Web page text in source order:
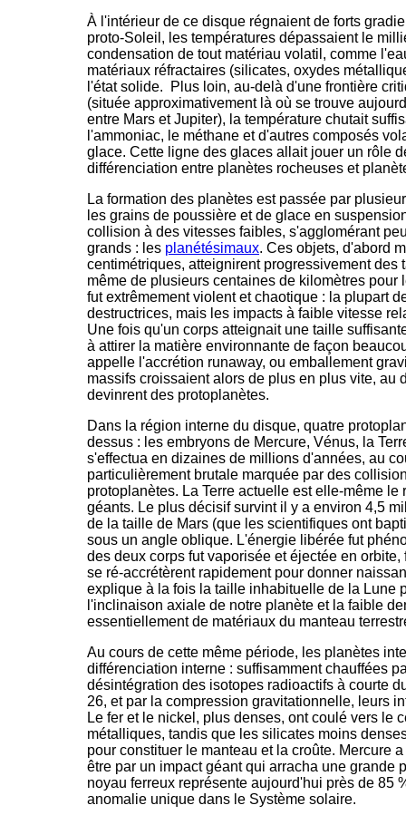
À l'intérieur de ce disque régnaient de forts
proto-Soleil, les températures dépassaient le
condensation de tout matériau volatil, comme
matériaux réfractaires (silicates, oxydes
l'état solide. Plus loin, au-delà d'une frontière
(située approximativement là où se trouve
entre Mars et Jupiter), la température chutait
l'ammoniac, le méthane et d'autres composés
glace. Cette ligne des glaces allait jouer un rôle
différenciation entre planètes rocheuses et
La formation des planètes est passée par
les grains de poussière et de glace en
collision à des vitesses faibles, s'agglomérant
grands : les planétésimaux. Ces objets, d'abord
centimétriques, atteignirent progressivement des
même de plusieurs centaines de kilomètres pour
fut extrêmement violent et chaotique : la plupart
destructrices, mais les impacts à faible vitesse
Une fois qu'un corps atteignait une taille
à attirer la matière environnante de façon
appelle l'accrétion runaway, ou emballement
massifs croissaient alors de plus en plus vite, au
devinrent des protoplanètes.
Dans la région interne du disque, quatre
dessus : les embryons de Mercure, Vénus, la
s'effectua en dizaines de millions d'années, au
particulièrement brutale marquée par des
protoplanètes. La Terre actuelle est elle-même
géants. Le plus décisif survint il y a environ 4,5
de la taille de Mars (que les scientifiques ont
sous un angle oblique. L'énergie libérée fut
des deux corps fut vaporisée et éjectée en
se ré-accrétèrent rapidement pour donner
explique à la fois la taille inhabituelle de la Lune
l'inclinaison axiale de notre planète et la faible
essentiellement de matériaux du manteau
Au cours de cette même période, les planètes
différenciation interne : suffisamment chauffées
désintégration des isotopes radioactifs à courte
26, et par la compression gravitationnelle, leurs
Le fer et le nickel, plus denses, ont coulé vers le
métalliques, tandis que les silicates moins
pour constituer le manteau et la croûte. Mercure
être par un impact géant qui arracha une grande
noyau ferreux représente aujourd'hui près de 85
anomalie unique dans le Système solaire.